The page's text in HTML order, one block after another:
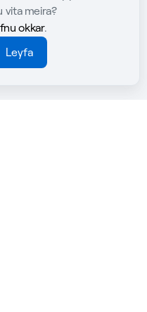
vita meira?
okkar.
Leyfa